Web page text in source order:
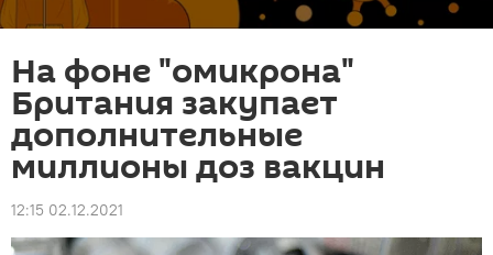
На фоне "омикрона"
Британия закупает
дополнительные
миллионы доз вакцин
12:15 02.12.2021